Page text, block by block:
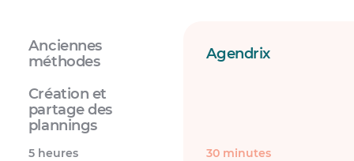
Anciennes
méthodes
5 heures
Agendrix
30 minutes